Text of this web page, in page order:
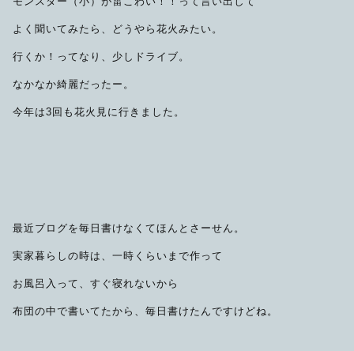
よく聞いてみたら、どうやら花火みたい。
行くか！ってなり、少しドライブ。
なかなか綺麗だったー。
今年は3回も花火見に行きました。
最近ブログを毎日書けなくてほんとさーせん。
実家暮らしの時は、一時くらいまで作って
お風呂入って、すぐ寝れないから
布団の中で書いてたから、毎日書けたんですけどね。